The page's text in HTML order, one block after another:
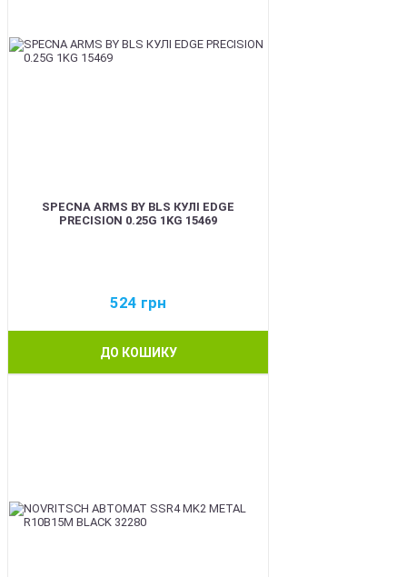
SPECNA ARMS BY BLS КУЛІ EDGE
PRECISION 0.25G 1KG 15469
524 грн
ДО КОШИКУ